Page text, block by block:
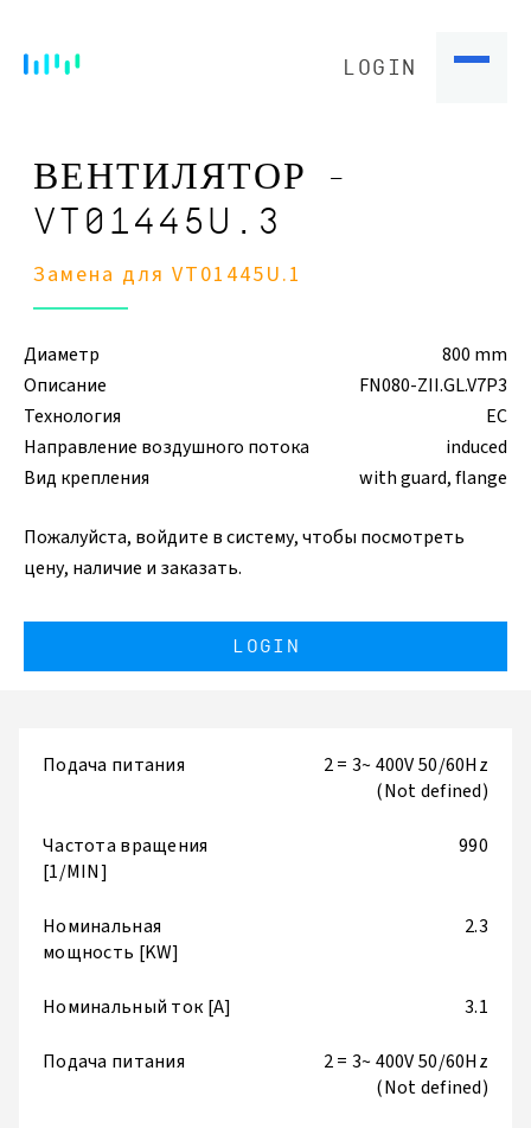
LOGIN
ВЕНТИЛЯТОР -
VT01445U.3
Замена для VT01445U.1
Диаметр
800 mm
Описание
FN080-ZII.GL.V7P3
Технология
EC
Направление воздушного потока
induced
Вид крепления
with guard, flange
Пожалуйста, войдите в систему, чтобы посмотреть
цену, наличие и заказать.
LOGIN
Подача питания
2 = 3~ 400V 50/60Hz
(Not defined)
Частота вращения
[1/MIN]
990
Номинальная
мощность [KW]
2.3
Номинальный ток [A] 3.1
Подача питания
2 = 3~ 400V 50/60Hz
(Not defined)